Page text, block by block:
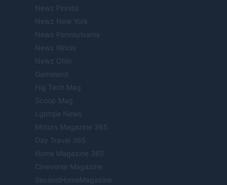
Newz Florida
Newz New York
Newz Pennsylvania
Newz Illinois
Newz Ohio
Gameland
Hig Tech Mag
Scoop Mag
Lgbtqia News
Motors Magazine 365
Day Travel 365
Home Magazine 365
Cineverse Magazine
SecondHomeMagazine